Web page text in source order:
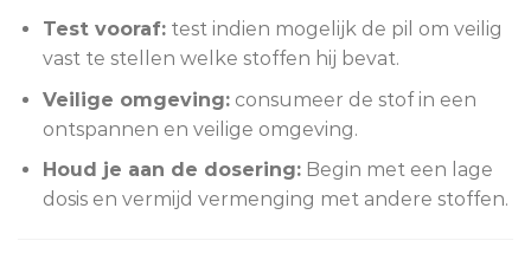
Test vooraf:test indien mogelijk de pil om veilig
vast te stellen welke stoffen hij bevat.
Veilige omgeving:consumeer de stof in een
ontspannen en veilige omgeving.
Houd je aan de dosering:Begin met een lage
dosis en vermijd vermenging met andere stoffen.